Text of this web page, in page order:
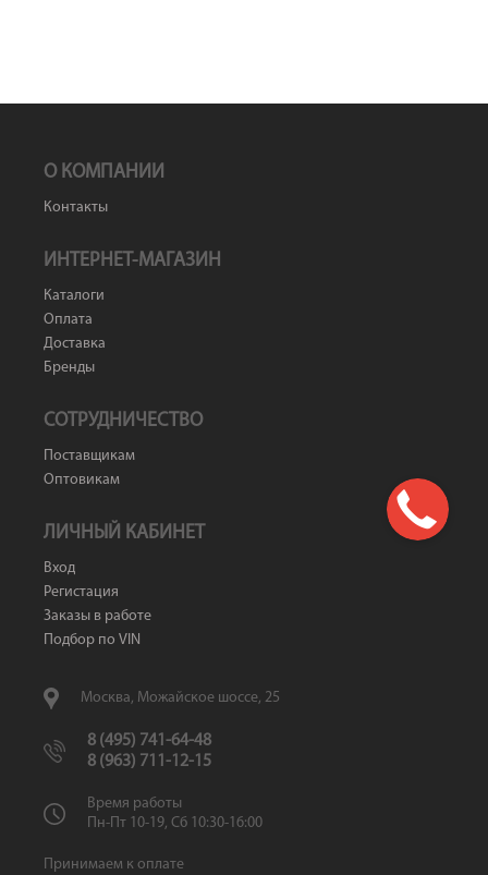
О КОМПАНИИ
Контакты
ИНТЕРНЕТ-МАГАЗИН
Каталоги
Оплата
Доставка
Бренды
СОТРУДНИЧЕСТВО
Поставщикам
Оптовикам
ЛИЧНЫЙ КАБИНЕТ
Вход
Регистация
Заказы в работе
Подбор по VIN
Москва, Можайское шоссе, 25
8 (495) 741-64-48
8 (963) 711-12-15
Время работы
Пн-Пт 10-19, Сб 10:30-16:00
Принимаем к оплате